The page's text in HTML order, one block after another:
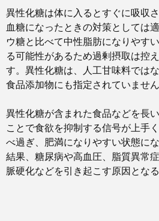
異性化糖は体に入るとすぐに吸収
血糖になったときの対策としては
ウ糖と比べて中性脂肪になりやす
る可能性があるため過剰摂取は控
す。 異性化糖は、人工甘味料では
食品添加物にも指定されていません
異性化糖が含まれた食品などを長
ことで食欲を抑制する信号が上手
べ過ぎ、肥満になりやすい状態に
結果、糖尿病や高血圧、脂質異常
脈硬化などを引き起こす原因とな